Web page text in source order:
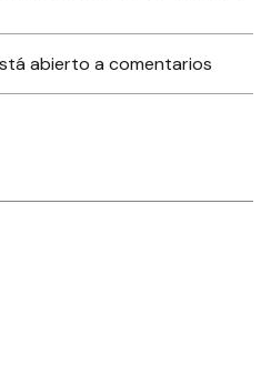
abierto a comentarios